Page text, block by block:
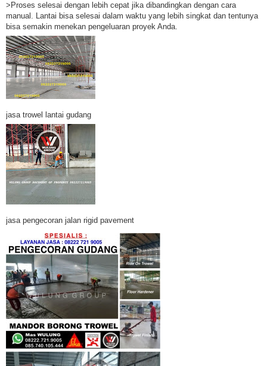
>Proses selesai dengan lebih cepat jika dibandingkan dengan cara
manual. Lantai bisa selesai dalam waktu yang lebih singkat dan tentunya
bisa semakin menekan pengeluaran proyek Anda.
jasa trowel lantai gudang
jasa pengecoran jalan rigid pavement